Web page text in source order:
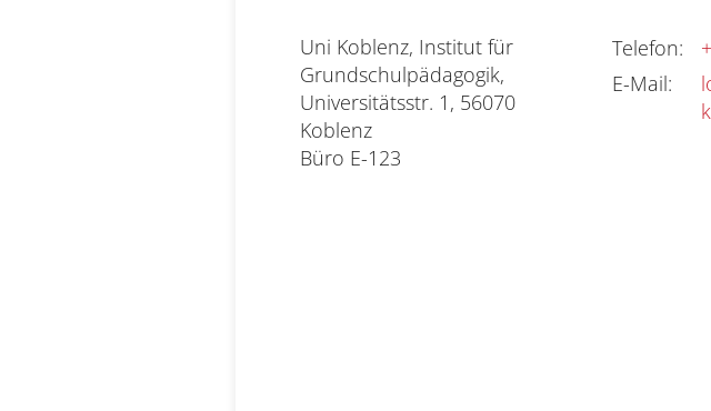
Uni Koblenz, Institut für
Grundschulpädagogik,
Universitätsstr. 1, 56070
Koblenz
Büro E-123
Telefon:
E-Mail: